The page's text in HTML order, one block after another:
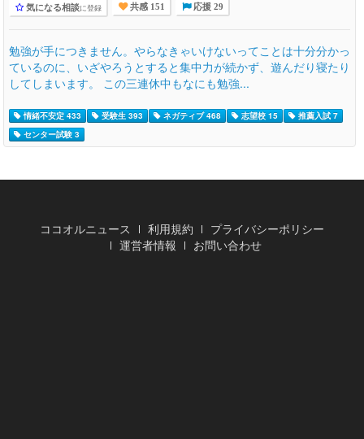
気になる相談に登録 共感 151 応援 29
勉強が手につきません。やらなきゃいけないってことは十分分かっ
ているのに、いざやろうとすると集中力が続かず、遊んだり寝たり
してしまいます。 この三連休中もなにも勉強...
情緒不安定 433 受験生 393 ネガティブ 468 志望校 15
推薦入試 7
センター試験 3
ココオルニュース 利用規約
プライバシーポリシー
運営者情報
お問い合わせ